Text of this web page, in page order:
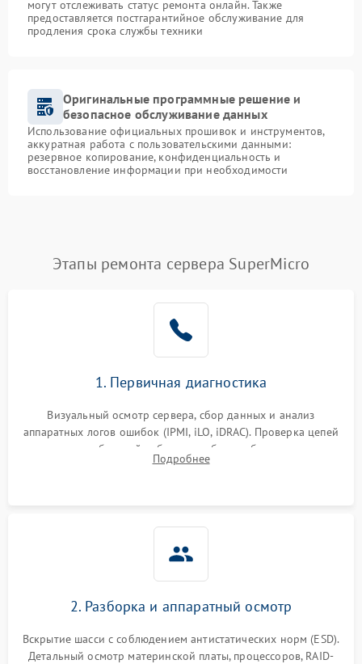
могут отслеживать статус ремонта онлайн. Также
предоставляется постгарантийное обслуживание для
продления срока службы техники
Оригинальные программные решение и
безопасное обслуживание данных
Использование официальных прошивок и инструментов,
аккуратная работа с пользовательскими данными:
резервное копирование, конфиденциальность и
восстановление информации при необходимости
Этапы ремонта сервера SuperMicro
1. Первичная диагностика
Визуальный осмотр сервера, сбор данных и анализ
аппаратных логов ошибок (IPMI, iLO, iDRAC). Проверка цепей
питания и базовой работоспособности без вскрытия
корпуса для быстрой локализации сбоя.
Подробнее
2. Разборка и аппаратный осмотр
Вскрытие шасси с соблюдением антистатических норм (ESD).
Детальный осмотр материнской платы, процессоров, RAID-